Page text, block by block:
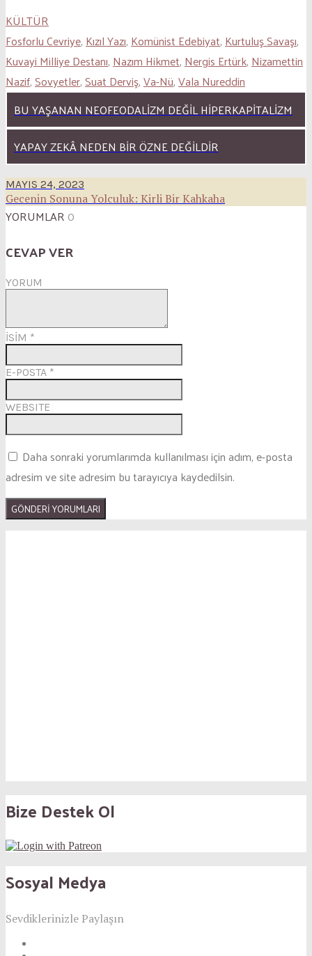
KÜLTÜR
Fosforlu Cevriye,Kızıl Yazı,Komünist Edebiyat,Kurtuluş Savaşı,
Kuvayi Milliye Destanı,Nazım Hikmet,Nergis Ertürk,Nizamettin
Nazif,Sovyetler,Suat Derviş,Va-Nü,Vala Nureddin
BU YAŞANAN NEOFEODALIZM DEĞIL HIPERKAPITALIZM
YAPAY ZEKÂ NEDEN BIR ÖZNE DEĞILDIR
MAYIS 24, 2023
Gecenin Sonuna Yolculuk: Kirli Bir Kahkaha
YORUMLAR 0
CEVAP VER
YORUM
İSİM *
E-POSTA *
WEBSITE
Daha sonraki yorumlarımda kullanılması için adım, e-posta
adresim ve site adresim bu tarayıcıya kaydedilsin.
Bize Destek Ol
Sosyal Medya
Sevdiklerinizle Paylaşın